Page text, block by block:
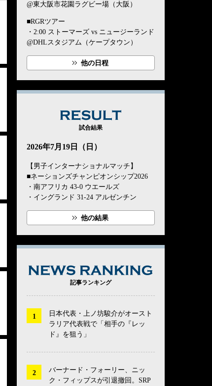
@東大阪市花園ラグビー場（大阪）
■RGRツアー
・2:00 ストーマーズ vs ニュージーランド
@DHLスタジアム（ケープタウン）
他の日程
試合結果
2026年7月19日（日）
【男子インターナショナルマッチ】
■ネーションズチャンピオンシップ2026
・南アフリカ 43-0 ウエールズ
・イングランド 31-24 アルゼンチン
他の結果
記事ランキング
日本代表・上ノ坊駿介がオースト
ラリア代表戦で「相手の『レッ
ド』を狙う」
バーナード・フォーリー、ニッ
ク・フィップスが引退撤回。SRP